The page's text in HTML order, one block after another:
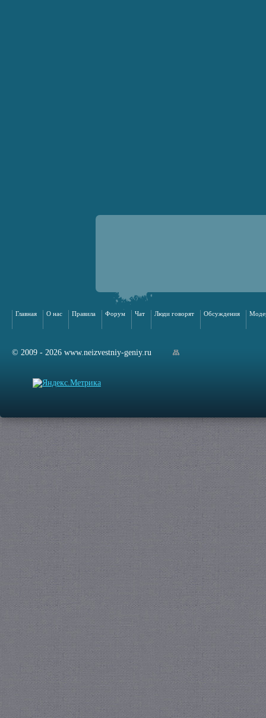
Главная О нас Правила Форум Чат Люди говорят Обсуждения
© 2009 - 2026 www.neizvestniy-geniy.ru
сайта